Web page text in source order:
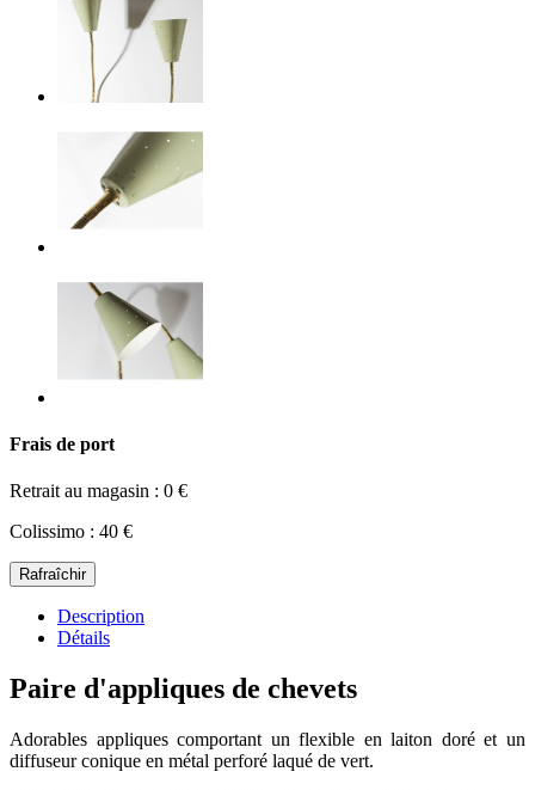
Frais de port
Retrait au magasin : 0 €
Colissimo : 40 €
Description
Détails
Paire d'appliques de chevets
Adorables appliques comportant un flexible en laiton doré et un
diffuseur conique en métal perforé laqué de vert.